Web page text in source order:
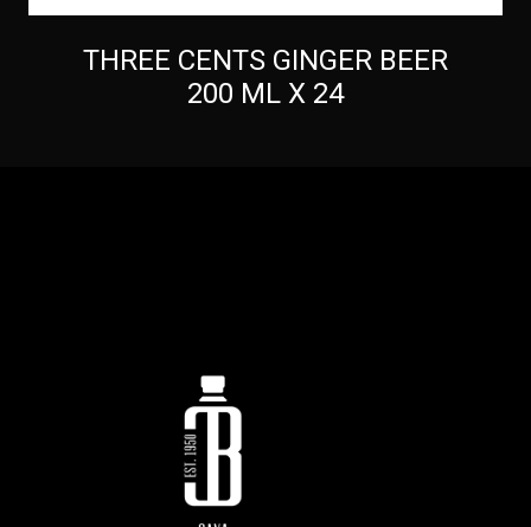
THREE CENTS GINGER BEER
200 ML X 24